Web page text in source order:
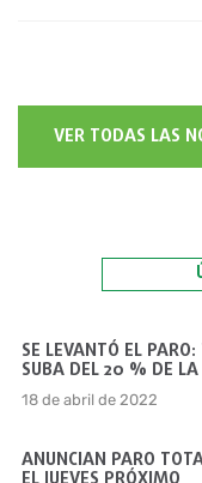
VER TODAS LAS
SE LEVANTÓ EL
SUBA DEL 20 % DE LA
18 de abril de 2022
ANUNCIAN PARO